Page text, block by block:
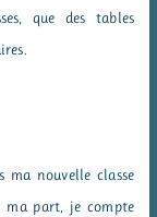
que des tables
ma nouvelle classe
ma part, je compte